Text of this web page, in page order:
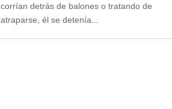
corrían detrás de balones o tratando de
atraparse, él se detenía...